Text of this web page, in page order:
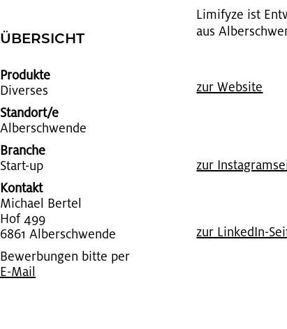
Li­mi­fy­ze ist
aus
zur Web­site
zur
zur Lin­kedIn-
ÜBER­SICHT
Produkte
Di­ver­ses
Standort/e
Al­ber­schwen­de
Branche
Start-up
Kontakt
Mi­cha­el Ber­tel
Hof 499
6861 Al­ber­schwen­de
Bewerbungen bitte per
E-Mail